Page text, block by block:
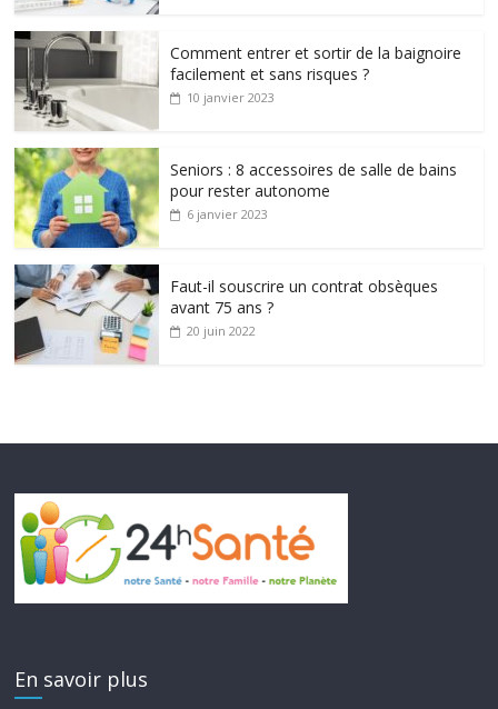
Comment entrer et sortir de la baignoire
facilement et sans risques ?
10 janvier 2023
Seniors : 8 accessoires de salle de bains
pour rester autonome
6 janvier 2023
Faut-il souscrire un contrat obsèques
avant 75 ans ?
20 juin 2022
En savoir plus